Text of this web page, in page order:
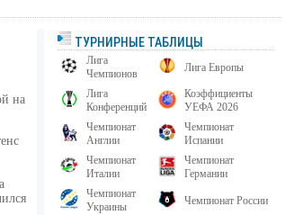
на
ТУРНИРНЫЕ ТАБЛИЦЫ
Лига
Чемпионов
Лига Европы
Лига
Конференций
Коэффициенты
УЕФА 2026
Чемпионат
Англии
Чемпионат
Испании
Чемпионат
Италии
Чемпионат
Германии
Чемпионат
Украины
Чемпионат России